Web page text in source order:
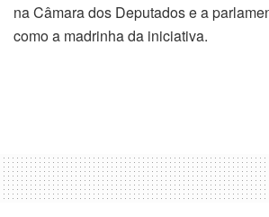
na Câmara dos Deputados e a
como a madrinha da iniciativa.